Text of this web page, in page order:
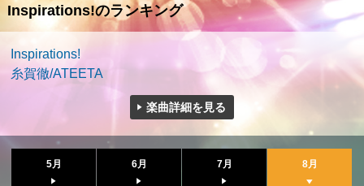
Inspirations!のランキング
Inspirations!
糸賀徹/ATEETA
楽曲詳細を見る
5月 6月 7月 8月